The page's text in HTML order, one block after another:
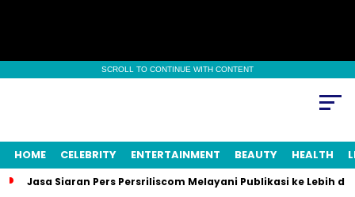
SCROLL TO CONTINUE WITH CONTENT
HOME CELEBRITY ENTERTAINMENT BEAUTY HEALTH
Jasa Siaran Pers Persriliscom Melayani Publikasi ke Lebih